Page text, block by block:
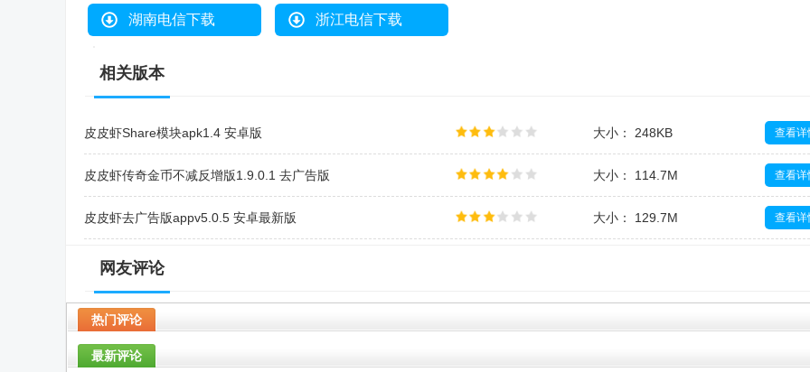
湖南电信下载 浙江电信下载
相关版本
皮皮虾Share模块apk1.4 安卓版 大小： 248KB 查看详
皮皮虾传奇金币不减反增版1.9.0.1 去广告版 大小： 114.7M 查看详
皮皮虾去广告版appv5.0.5 安卓最新版 大小： 129.7M 查看详
皮皮虾助手模块1.9.9 安卓免费版
皮友猪手xp模块v1.0.1 安卓最新版 大小： 593KB 查看详
网友评论
热门评论
最新评论